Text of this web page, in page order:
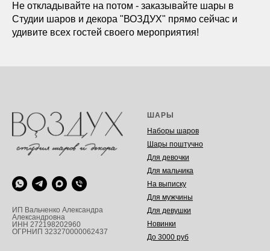
Не откладывайте на потом - заказывайте шары в
Студии шаров и декора "ВОЗДУХ" прямо сейчас и
удивите всех гостей своего мероприятия!
ИП Вальченко Александра
Александровна
ИНН 272198202960
ОГРНИП 323270000062437
ШАРЫ
Наборы шаров
Шары поштучно
Для девочки
Для мальчика
На выписку
Для мужчины
Для девушки
Новинки
До 3000 руб